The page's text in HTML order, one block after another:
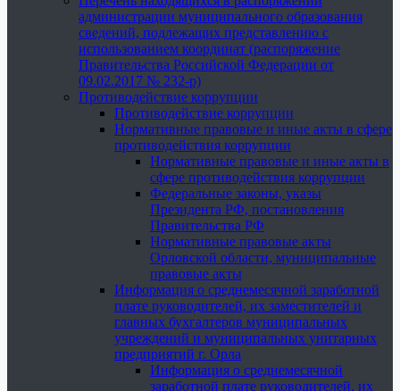
администрации муниципального образования
сведений, подлежащих представлению с
использованием координат (распоряжение
Правительства Российской Федерации от
09.02.2017 № 232-р)
Противодействие коррупции
Противодействие коррупции
Нормативные правовые и иные акты в сфере
противодействия коррупции
Нормативные правовые и иные акты в
сфере противодействия коррупции
Федеральные законы, указы
Президента РФ, постановления
Правительства РФ
Нормативные правовые акты
Орловской области, муниципальные
правовые акты
Информация о среднемесячной заработной
плате руководителей, их заместителей и
главных бухгалтеров муниципальных
учреждений и муниципальных унитарных
предприятий г. Орла
Информация о среднемесячной
заработной плате руководителей, их